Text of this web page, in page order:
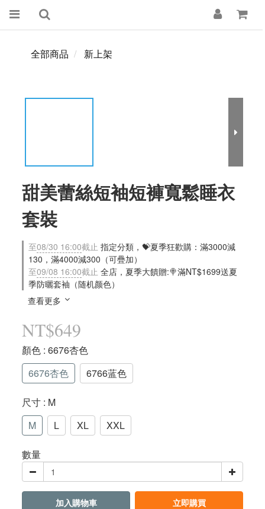
全部商品 新上架
甜美蕾絲短袖短褲寬鬆睡衣
套裝
至08/30 16:00截止 指定分類，💝夏季狂歡購：滿3000減
130，滿4000減300（可疊加）
至09/08 16:00截止 全店，夏季大饋贈:🍭滿NT$1699送夏
季防曬套袖（随机颜色）
查看更多
NT$649
顏色 : 6676杏色
6676杏色
6766蓝色
尺寸 : M
M
L XL XXL
數量
加入購物車 立即購買